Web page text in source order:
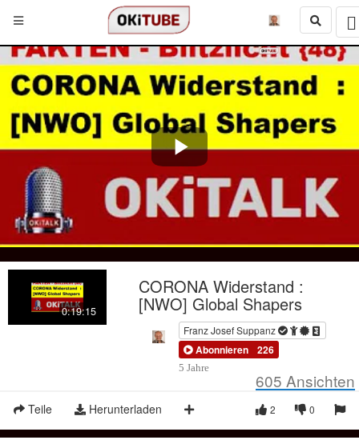
Play
Video
0:19:15
CORONA Widerstand :
[NWO] Global Shapers
Franz Josef Suppanz
Abonnieren 226
5 Jahre
605 Ansichten
Teile Herunterladen 0
2